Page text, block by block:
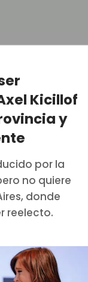
Kicillof
y
por la
no quiere
donde
reelecto.